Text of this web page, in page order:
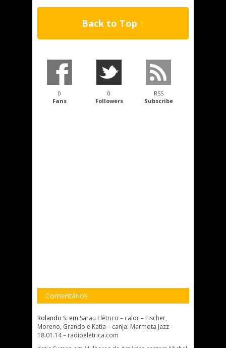
Back to Top ↑
0
Fans
0
Followers
RSS
Subscribe
Comentários
Rolando S. em Sarau Elétrico – calor – Fischer,
Moreno, Grando e Katia – canja: Marmota Jazz –
18.01.14 – radioeletrica.com